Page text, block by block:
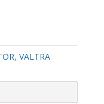
, VALTRA